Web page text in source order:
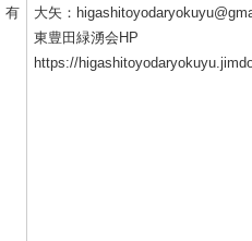
有
大矢：
東豊田緑湧会HP
https://